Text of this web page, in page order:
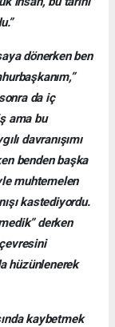
dönerken ben
da iç
ama bu
davranışımı
benden başka
muhtemelen
kastediyordu.
derken
hüzünlenerek
kaybetmek